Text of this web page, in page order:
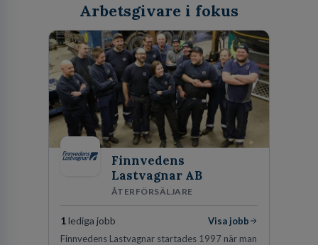
Arbetsgivare i fokus
Finnvedens
Lastvagnar AB
ÅTERFÖRSÄLJARE
1lediga jobb
Visa jobb
Finnvedens Lastvagnar startades 1997 när man